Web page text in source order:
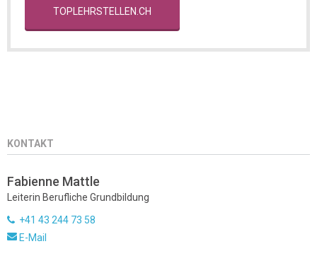
TOPLEHRSTELLEN.CH
KONTAKT
Fabienne Mattle
Leiterin Berufliche Grundbildung
+41 43 244 73 58
E-Mail